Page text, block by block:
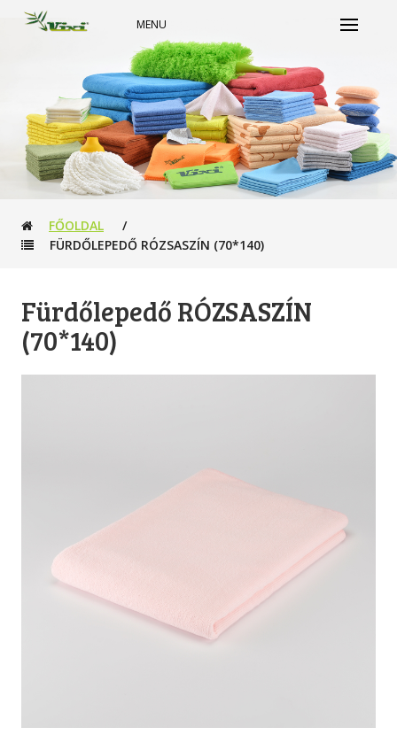
MENU
FŐOLDAL
/
FÜRDŐLEPEDŐ RÓZSASZÍN (70*140)
Fürdőlepedő RÓZSASZÍN
(70*140)